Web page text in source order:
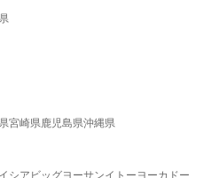
宮崎県鹿児島県沖縄県
シア ビッグヨーサンイトーヨーカドー